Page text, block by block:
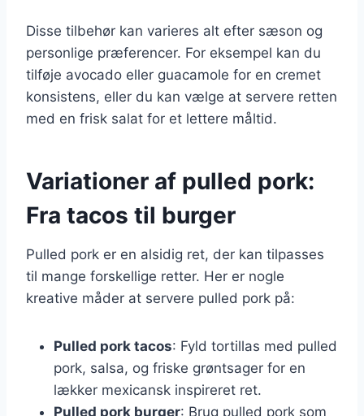
Disse tilbehør kan varieres alt efter sæson og
personlige præferencer. For eksempel kan du
tilføje avocado eller guacamole for en cremet
konsistens, eller du kan vælge at servere retten
med en frisk salat for et lettere måltid.
Variationer af pulled pork:
Fra tacos til burger
Pulled pork er en alsidig ret, der kan tilpasses
til mange forskellige retter. Her er nogle
kreative måder at servere pulled pork på:
Pulled pork tacos: Fyld tortillas med pulled
pork, salsa, og friske grøntsager for en
lækker mexicansk inspireret ret.
Pulled pork burger: Brug pulled pork som